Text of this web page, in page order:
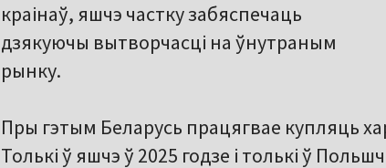
краінаў, яшчэ частку забяспечаць
дзякуючы вытворчасці на ўнутраным
рынку.
Пры гэтым Беларусь працягвае купляць
Толькі ў яшчэ ў 2025 годзе і толькі ў